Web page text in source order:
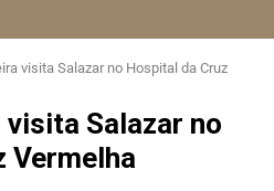
visita Salazar no Hospital da Cruz
Salazar no
Vermelha